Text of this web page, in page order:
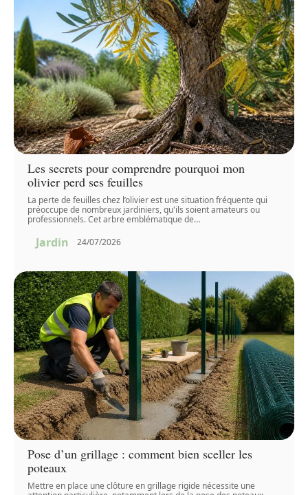
Les secrets pour comprendre pourquoi mon
olivier perd ses feuilles
La perte de feuilles chez l’olivier est une situation fréquente qui
préoccupe de nombreux jardiniers, qu'ils soient amateurs ou
professionnels. Cet arbre emblématique de…
Jardin 24/07/2026
Pose d’un grillage : comment bien sceller les
poteaux
Mettre en place une clôture en grillage rigide nécessite une